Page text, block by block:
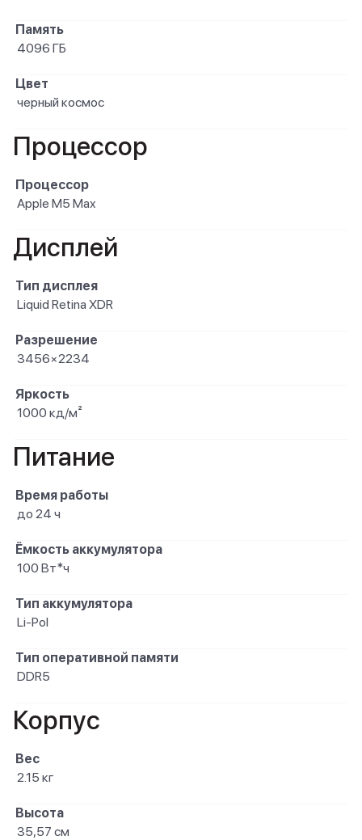
Память
4096 ГБ
Цвет
черный космос
Процессор
Процессор
Apple M5 Max
Дисплей
Тип дисплея
Liquid Retina XDR
Разрешение
3456×2234
Яркость
1000 кд/м²
Питание
Время работы
до 24 ч
Ёмкость аккумулятора
100 Вт*ч
Тип аккумулятора
Li-Pol
Тип оперативной памяти
DDR5
Корпус
Вес
2.15 кг
Высота
35,57 см